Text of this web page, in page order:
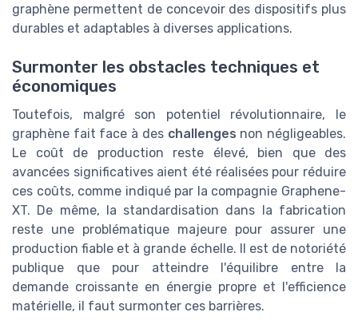
graphène permettent de concevoir des dispositifs plus
durables et adaptables à diverses applications.
Surmonter les obstacles techniques et
économiques
Toutefois, malgré son potentiel révolutionnaire, le
graphène fait face à des challenges non négligeables.
Le coût de production reste élevé, bien que des
avancées significatives aient été réalisées pour réduire
ces coûts, comme indiqué par la compagnie Graphene-
XT. De même, la standardisation dans la fabrication
reste une problématique majeure pour assurer une
production fiable et à grande échelle. Il est de notoriété
publique que pour atteindre l'équilibre entre la
demande croissante en énergie propre et l'efficience
matérielle, il faut surmonter ces barrières.